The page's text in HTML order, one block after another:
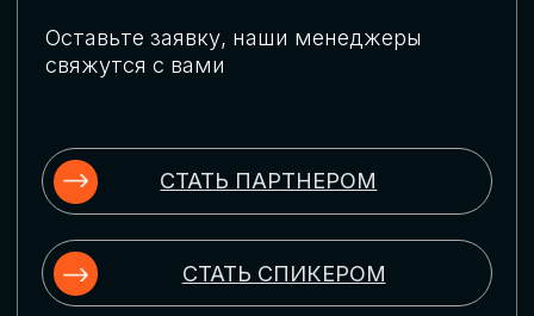
ИСКУССТВЕННЫЙ
Узнаем как компании адаптируются к
новой ИИ-реальности. Как ИИ-
сотрудники становятся
«полноправными» членами команды, как
ИИ-помощники забирают на себя рутину
и как можно значительно увеличить
производительность без огромных
затрат на нейросети